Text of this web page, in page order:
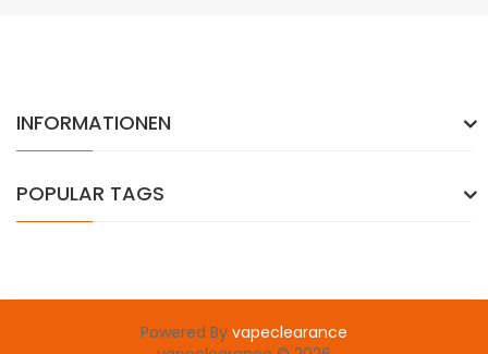
INFORMATIONEN
POPULAR TAGS
Powered By vapeclearance